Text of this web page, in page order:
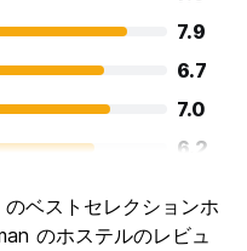
7.9
6.7
7.0
6.2
8.0
ベストセレクションホ
のホステルのレビュ